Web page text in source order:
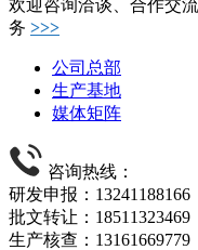
欢迎咨询洽谈、合作交
务 >>>
公司总部
生产基地
媒体矩阵
咨询热线：
研发申报：13241188166
批文转让：18511323469
生产核查：13161669779